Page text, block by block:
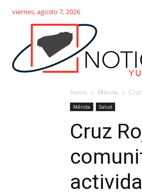
viernes, agosto 7, 2026
Home Mérida
Mérida Salud
Cruz